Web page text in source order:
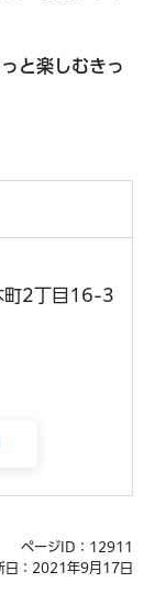
と楽しむきっ
町2丁目16-3
ページID：12911
日：2021年9月17日